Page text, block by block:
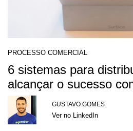
PROCESSO COMERCIAL
6 sistemas para
alcançar o sucesso
GUSTAVO GOMES
Ver no LinkedIn